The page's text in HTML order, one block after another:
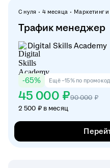
С нуля 4 месяца Маркетинг и
Трафик менеджер
Digital Skills Academy
-65% Ещё −15% по
45 000 ₽90 000 ₽
2 500 ₽ в месяц